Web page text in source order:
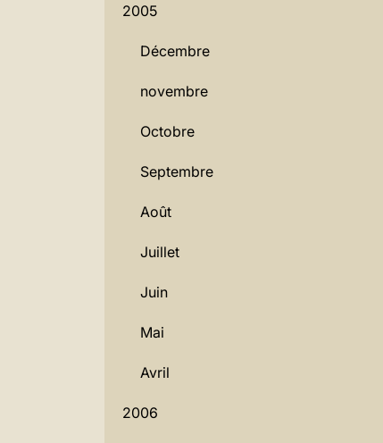
2005
Décembre
novembre
Octobre
Septembre
Août
Juillet
Juin
Mai
Avril
2006